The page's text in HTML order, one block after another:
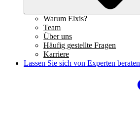
Warum Elxis?
Team
Über uns
Häufig gestellte Fragen
Karriere
Lassen Sie sich von Experten beraten